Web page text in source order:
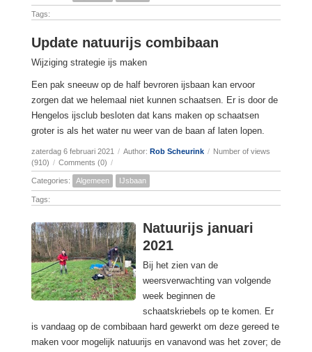
Tags:
Update natuurijs combibaan
Wijziging strategie ijs maken
Een pak sneeuw op de half bevroren ijsbaan kan ervoor
zorgen dat we helemaal niet kunnen schaatsen. Er is door de
Hengelos ijsclub besloten dat kans maken op schaatsen
groter is als het water nu weer van de baan af laten lopen.
zaterdag 6 februari 2021 / Author: Rob Scheurink / Number of views
(910) / Comments (0) /
Categories: Algemeen IJsbaan
Tags:
Natuurijs januari
2021
Bij het zien van de
weersverwachting van volgende
week beginnen de
schaatskriebels op te komen. Er
is vandaag op de combibaan hard gewerkt om deze gereed te
maken voor mogelijk natuurijs en vanavond was het zover; de